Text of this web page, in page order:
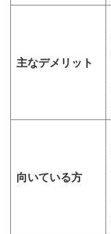
主なデメリット
向いている方